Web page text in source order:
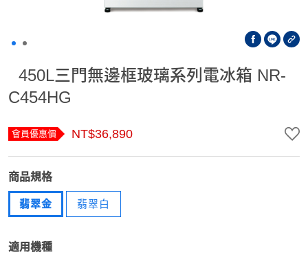
450L三門無邊框玻璃系列電冰箱 NR-
C454HG
會員優惠價 NT$36,890
商品規格
翡翠金 翡翠白
適用機種